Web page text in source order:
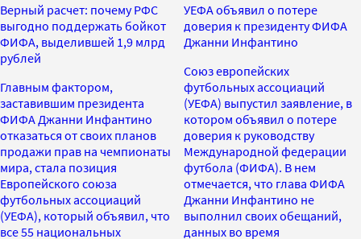
Верный расчет: почему РФС
выгодно поддержать бойкот
ФИФА, выделившей 1,9 млрд
рублей
Главным фактором,
заставившим президента
ФИФА Джанни Инфантино
отказаться от своих планов
продажи прав на чемпионаты
мира, стала позиция
Европейского союза
футбольных ассоциаций
(УЕФА), который объявил, что
все 55 национальных
УЕФА объявил о потере
доверия к президенту ФИФА
Джанни Инфантино
Союз европейских
футбольных ассоциаций
(УЕФА) выпустил заявление, в
котором объявил о потере
доверия к руководству
Международной федерации
футбола (ФИФА). В нем
отмечается, что глава ФИФА
Джанни Инфантино не
выполнил своих обещаний,
данных во время